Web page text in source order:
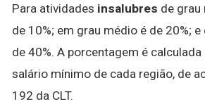
Para atividades insalubres de grau
de 10%; em grau médio é de 20%;
de 40%. A porcentagem é
salário mínimo de cada região, de
192 da CLT.